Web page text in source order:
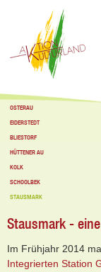
OSTERAU
EIDERSTEDT
BLIESTORF
HÜTTENER AU
KOLK
SCHOOLBEK
STAUSMARK
Stausmark -
Im Frühjahr 2014
Integrierten Station